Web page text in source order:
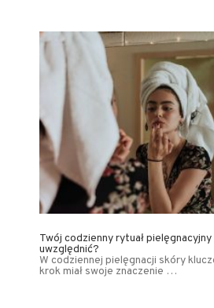
Twój codzienny rytuał
uwzględnić?
W codziennej pielęgnacji skóry
krok miał swoje znaczenie …